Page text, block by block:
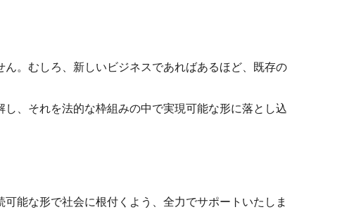
。むしろ、新しいビジネスであればあるほど、既存の
、それを法的な枠組みの中で実現可能な形に落とし込
能な形で社会に根付くよう、全力でサポートいたしま